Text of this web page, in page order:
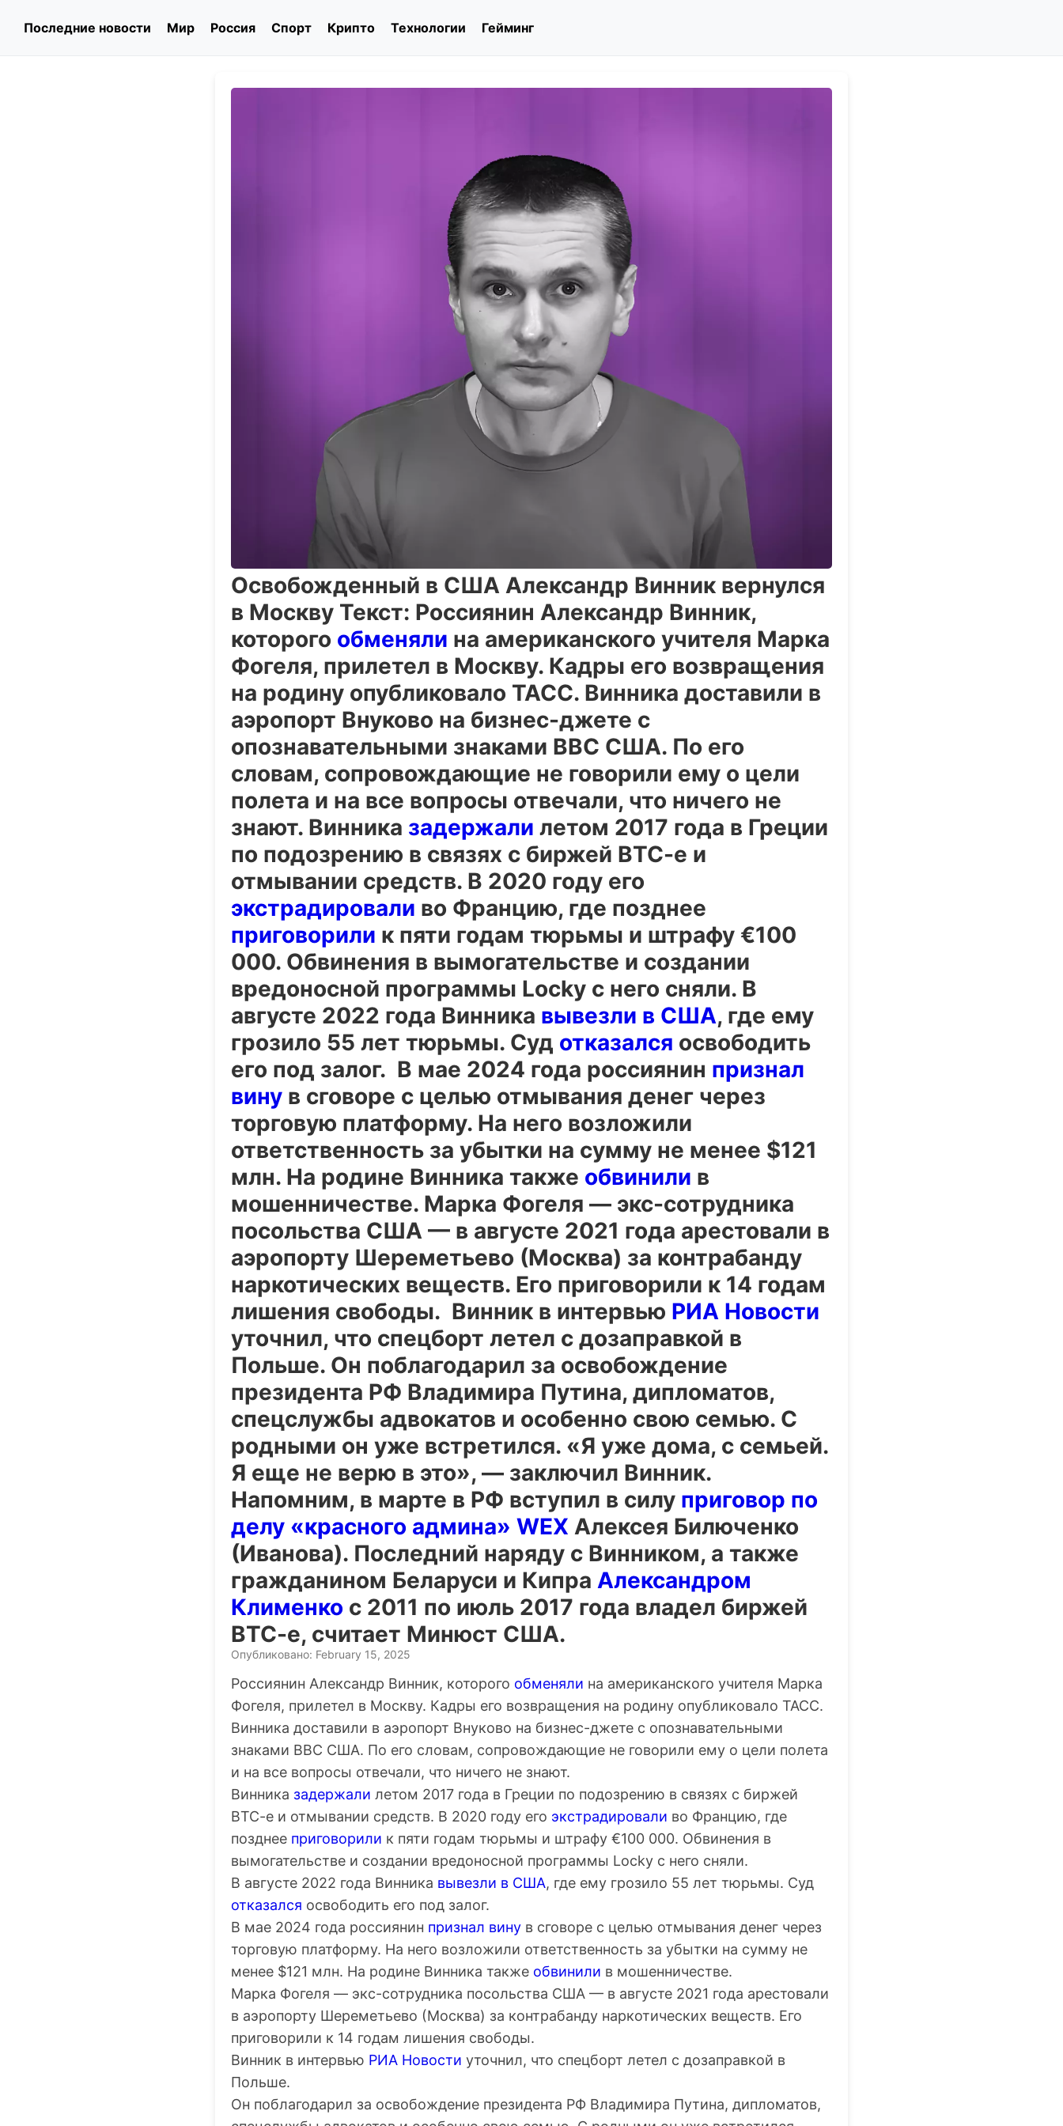
Последние новости Мир Россия Спорт Крипто Технологии Гейминг
Освобожденный в США Александр Винник вернулся
в Москву Текст: Россиянин Александр Винник,
которого обменяли на американского учителя Марка
Фогеля, прилетел в Москву. Кадры его возвращения
на родину опубликовало ТАСС. Винника доставили в
аэропорт Внуково на бизнес-джете с
опознавательными знаками ВВС США. По его
словам, сопровождающие не говорили ему о цели
полета и на все вопросы отвечали, что ничего не
знают. Винника задержали летом 2017 года в Греции
по подозрению в связях с биржей BTC-e и
отмывании средств. В 2020 году его
экстрадировали во Францию, где позднее
приговорили к пяти годам тюрьмы и штрафу €100
000. Обвинения в вымогательстве и создании
вредоносной программы Locky с него сняли. В
августе 2022 года Винника вывезли в США, где ему
грозило 55 лет тюрьмы. Суд отказался освободить
его под залог. В мае 2024 года россиянин признал
вину в сговоре с целью отмывания денег через
торговую платформу. На него возложили
ответственность за убытки на сумму не менее $121
млн. На родине Винника также обвинили в
мошенничестве. Марка Фогеля — экс-сотрудника
посольства США — в августе 2021 года арестовали в
аэропорту Шереметьево (Москва) за контрабанду
наркотических веществ. Его приговорили к 14 годам
лишения свободы. Винник в интервью РИА Новости
уточнил, что спецборт летел с дозаправкой в
Польше. Он поблагодарил за освобождение
президента РФ Владимира Путина, дипломатов,
спецслужбы адвокатов и особенно свою семью. С
родными он уже встретился. «Я уже дома, с семьей.
Я еще не верю в это», — заключил Винник.
Напомним, в марте в РФ вступил в силу приговор по
делу «красного админа» WEX Алексея Билюченко
(Иванова). Последний наряду с Винником, а также
гражданином Беларуси и Кипра Александром
Клименко с 2011 по июль 2017 года владел биржей
BTC-e, считает Минюст США.
Опубликовано: February 15, 2025
Россиянин Александр Винник, которого обменяли на американского учителя Марка
Фогеля, прилетел в Москву. Кадры его возвращения на родину опубликовало ТАСС.
Винника доставили в аэропорт Внуково на бизнес-джете с опознавательными
знаками ВВС США. По его словам, сопровождающие не говорили ему о цели полета
и на все вопросы отвечали, что ничего не знают.
Винника задержали летом 2017 года в Греции по подозрению в связях с биржей
BTC-e и отмывании средств. В 2020 году его экстрадировали во Францию, где
позднее приговорили к пяти годам тюрьмы и штрафу €100 000. Обвинения в
вымогательстве и создании вредоносной программы Locky с него сняли.
В августе 2022 года Винника вывезли в США, где ему грозило 55 лет тюрьмы. Суд
отказался освободить его под залог.
В мае 2024 года россиянин признал вину в сговоре с целью отмывания денег через
торговую платформу. На него возложили ответственность за убытки на сумму не
менее $121 млн. На родине Винника также обвинили в мошенничестве.
Марка Фогеля — экс-сотрудника посольства США — в августе 2021 года арестовали
в аэропорту Шереметьево (Москва) за контрабанду наркотических веществ. Его
приговорили к 14 годам лишения свободы.
Винник в интервью РИА Новости уточнил, что спецборт летел с дозаправкой в
Польше.
Он поблагодарил за освобождение президента РФ Владимира Путина, дипломатов,